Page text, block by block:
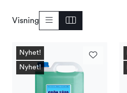
Visning
Nyhet!
Nyhet!
Sesonger og høytider
Kampanjer og Outlet